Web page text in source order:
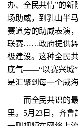
办、全民共情”的新
场助威，到乳山半
赛道旁的助威表演
联赛……政府提供舞
极建设。这种全民
底气——“以赛兴城”
是汇聚到每一个威
而全民共识的最
里。5月23日，齐鲁